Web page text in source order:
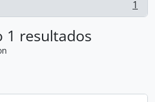
1
1 resultados